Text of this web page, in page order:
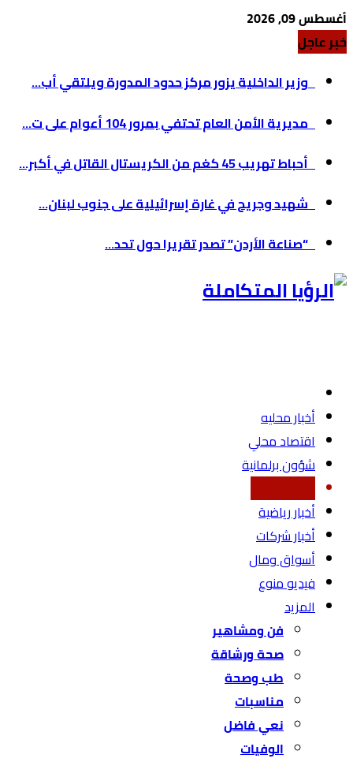
أغسطس 09, 2026
خبر عاجل
وزير الداخلية يزور مركز حدود المدورة ويلتقي أب...
مديرية الأمن العام تحتفي بمرور 104 أعوام على ت...
أحباط تهريب 45 كغم من الكريستال القاتل في أكبر...
شهيد وجريح في غارة إسرائيلية على جنوب لبنان...
“صناعة الأردن” تصدر تقريرا حول تحد...
أخبار محليه
اقتصاد محلي
شؤون برلمانية
أخبار رياضية
أخبار شركات
أسواق ومال
فيديو منوع
المزيد
فن ومشاهير
صحة ورشاقة
طب وصحة
مناسبات
نعي فاضل
الوفيات